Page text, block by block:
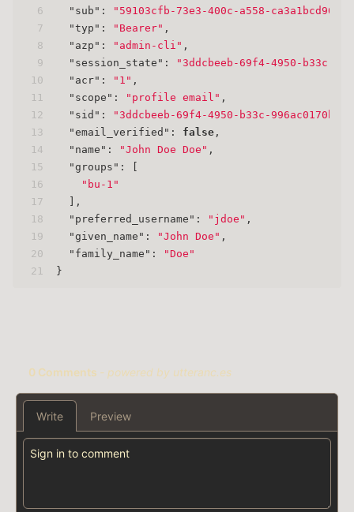
6
7
8
9
10
11
12
13
14
15
16
17
18
19
20
21
"sub" : "59103cfb-73e3-400c-a558-ca3a1bcd903e"
"typ" : "Bearer" ,
"azp" : "admin-cli" ,
"session_state" :
"3ddcbeeb-69f4-4950-b33c-
"acr" : "1" ,
"scope" : "profile email" ,
"sid" : "3ddcbeeb-69f4-4950-b33c-996ac0170b5b"
"email_verified" : false ,
"name" : "John Doe Doe" ,
"groups" :
[
"bu-1"
] ,
"preferred_username" : "jdoe" ,
"given_name" : "John Doe" ,
"family_name" :
"Doe"
}